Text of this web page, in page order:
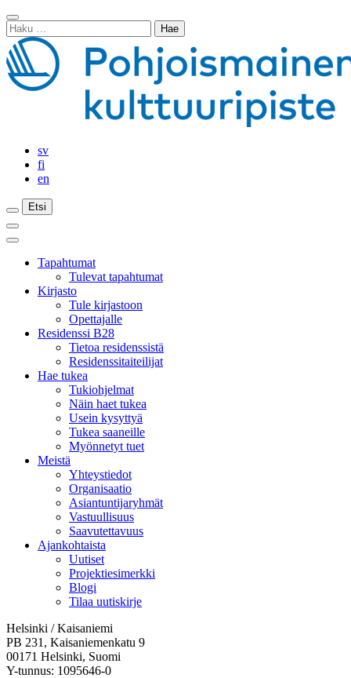
Siirry
sisältöön
Sulje
haku
Haku:
sv
fi
en
Etsi
Etsi
Etsi
Päävalikko
Sulje
päävalikkoTapahtumat
Tulevat tapahtumat
Kirjasto
Tule kirjastoon
Opettajalle
Residenssi B28
Tietoa residenssistä
Residenssitaiteilijat
Hae tukea
Tukiohjelmat
Näin haet tukea
Usein kysyttyä
Tukea saaneille
Myönnetyt tuet
Meistä
Yhteystiedot
Organisaatio
Asiantuntijaryhmät
Vastuullisuus
Saavutettavuus
Ajankohtaista
Uutiset
Projektiesimerkki
Blogi
Tilaa uutiskirje
Helsinki / Kaisaniemi
PB 231, Kaisaniemenkatu 9
00171 Helsinki, Suomi
Y-tunnus: 1095646-0